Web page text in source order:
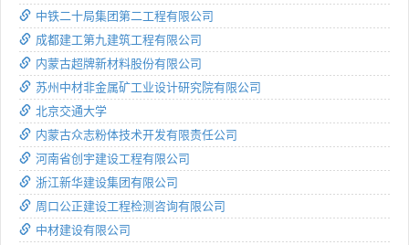
中铁二十局集团第二工程有限公司
成都建工第九建筑工程有限公司
内蒙古超牌新材料股份有限公司
苏州中材非金属矿工业设计研究院有限公司
北京交通大学
内蒙古众志粉体技术开发有限责任公司
河南省创宇建设工程有限公司
浙江新华建设集团有限公司
周口公正建设工程检测咨询有限公司
中材建设有限公司